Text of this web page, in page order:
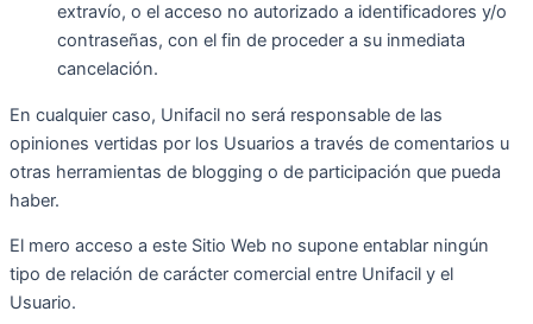
extravío, o el acceso no autorizado a identificadores y/o
contraseñas, con el fin de proceder a su inmediata
cancelación.
En cualquier caso, Unifacil no será responsable de las
opiniones vertidas por los Usuarios a través de comentarios u
otras herramientas de blogging o de participación que pueda
haber.
El mero acceso a este Sitio Web no supone entablar ningún
tipo de relación de carácter comercial entre Unifacil y el
Usuario.